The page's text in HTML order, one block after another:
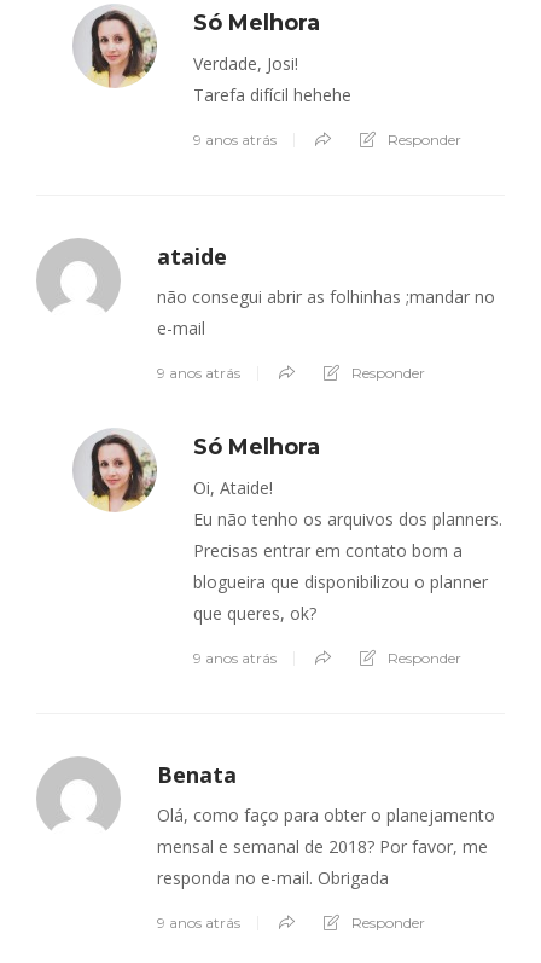
Só Melhora
Verdade, Josi!
Tarefa difícil hehehe
9 anos atrás Responder
ataide
não consegui abrir as folhinhas ;mandar no
e-mail
9 anos atrás Responder
Só Melhora
Oi, Ataide!
Eu não tenho os arquivos dos planners.
Precisas entrar em contato bom a
blogueira que disponibilizou o planner
que queres, ok?
9 anos atrás Responder
Benata
Olá, como faço para obter o planejamento
mensal e semanal de 2018? Por favor, me
responda no e-mail. Obrigada
9 anos atrás Responder